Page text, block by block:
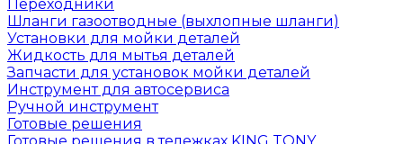
Переходники
Шланги газоотводные (выхлопные шланги)
Установки для мойки деталей
Жидкость для мытья деталей
Запчасти для установок мойки деталей
Инструмент для автосервиса
Ручной инструмент
Готовые решения